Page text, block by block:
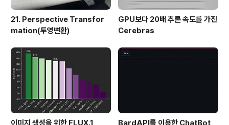
21. Perspective Transfor
mation(투영변환)
GPU보다 20배 추론 속도를 가진
Cerebras
이미지 생성을 위한 FLUX.1 BardAPI를 이용한 ChatBot